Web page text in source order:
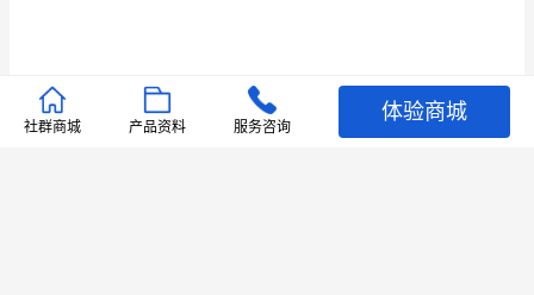
推荐文章
社群商城 产品资料 服务咨询
体验商城